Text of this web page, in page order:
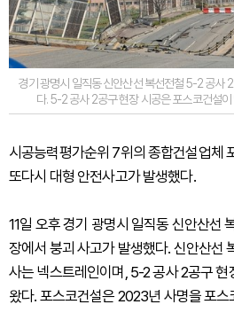
경기 광명시 일직동 신안산선 복선전철 5-2 공사
다. 5-2 공사 2공구 현장 시공은 포스코건설이
시공능력평가순위 7위의 종합건설업체
또다시 대형 안전사고가 발생했다.
11일 오후 경기 광명시 일직동 신안산선
장에서 붕괴 사고가 발생했다. 신안산선
사는 넥스트레인이며, 5-2 공사 2공구
왔다. 포스코건설은 2023년 사명을 포